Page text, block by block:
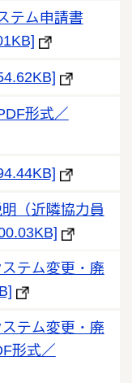
テム申請書
形式／
（近隣協力員
テム変更・廃
テム変更・廃
形式／